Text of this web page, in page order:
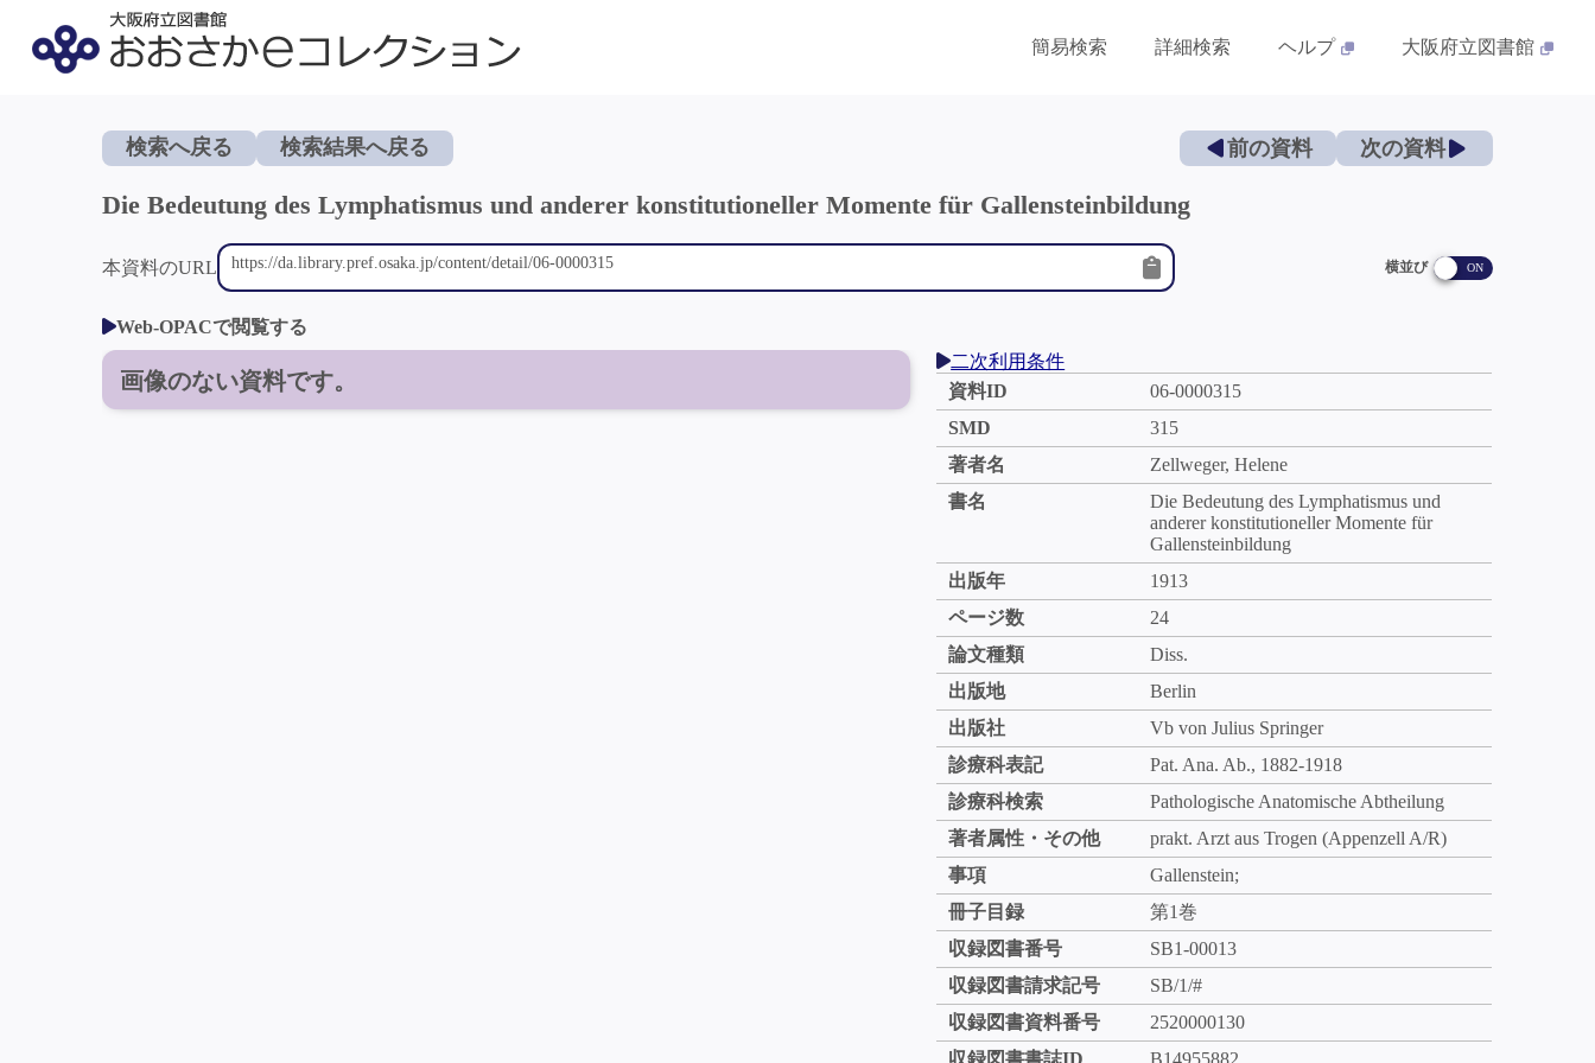
簡易検索 詳細検索 ヘルプ 大阪府立図書館
検索へ戻る 検索結果へ戻る 前の資料 次の資料
Die Bedeutung des Lymphatismus und anderer konstitutioneller Momente für Gallensteinbildung
本資料のURL 横並び
Web-OPACで閲覧する
画像のない資料です。
二次利用条件
資料ID
06-0000315
SMD
315
著者名
Zellweger, Helene
書名
Die Bedeutung des Lymphatismus und
anderer konstitutioneller Momente für
Gallensteinbildung
出版年
1913
ページ数
24
論文種類
Diss.
出版地
Berlin
出版社
Vb von Julius Springer
診療科表記
Pat. Ana. Ab., 1882-1918
診療科検索
Pathologische Anatomische Abtheilung
著者属性・その他
prakt. Arzt aus Trogen (Appenzell A/R)
事項
Gallenstein;
冊子目録
第1巻
収録図書番号
SB1-00013
収録図書請求記号
SB/1/#
収録図書資料番号
2520000130
収録図書書誌ID
B14955882